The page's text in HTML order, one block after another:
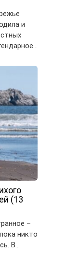
и
(13
–
никто
В…